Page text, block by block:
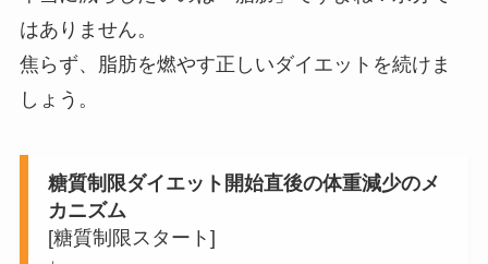
はありません。
焦らず、脂肪を燃やす正しいダイエットを続けま
しょう。
糖質制限ダイエット開始直後の体重減少のメ
カニズム
[糖質制限スタート]